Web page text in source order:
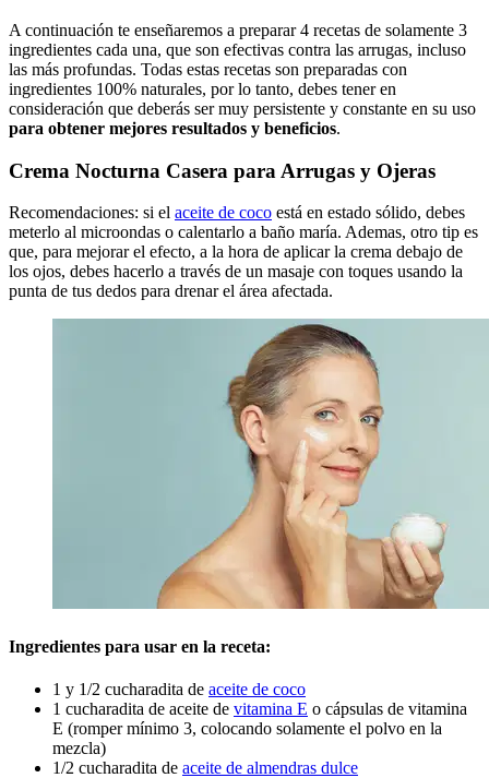
A continuación te enseñaremos a preparar 4 recetas de solamente 3
ingredientes cada una, que son efectivas contra las arrugas, incluso
las más profundas. Todas estas recetas son preparadas con
ingredientes 100% naturales, por lo tanto, debes tener en
consideración que deberás ser muy persistente y constante en su uso
para obtener mejores resultados y beneficios.
Crema Nocturna Casera para Arrugas y Ojeras
Recomendaciones: si el aceite de coco está en estado sólido, debes
meterlo al microondas o calentarlo a baño maría. Ademas, otro tip es
que, para mejorar el efecto, a la hora de aplicar la crema debajo de
los ojos, debes hacerlo a través de un masaje con toques usando la
punta de tus dedos para drenar el área afectada.
Ingredientes para usar en la receta:
1 y 1/2 cucharadita de aceite de coco
1 cucharadita de aceite de vitamina E o cápsulas de vitamina
E (romper mínimo 3, colocando solamente el polvo en la
mezcla)
1/2 cucharadita de aceite de almendras dulce